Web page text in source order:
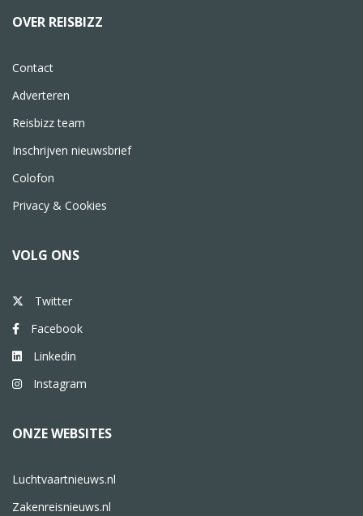
OVER REISBIZZ
Contact
Adverteren
Reisbizz team
Inschrijven nieuwsbrief
Colofon
Privacy & Cookies
VOLG ONS
Twitter
Facebook
Linkedin
Instagram
ONZE WEBSITES
Luchtvaartnieuws.nl
Zakenreisnieuws.nl